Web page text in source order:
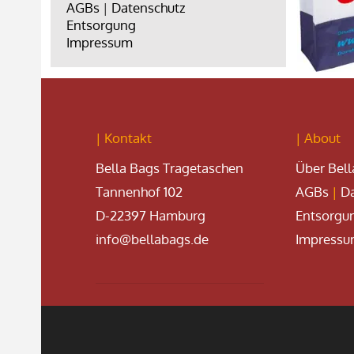
AGBs | Datenschutz
Entsorgung
Impressum
| Kontakt
Bella Bags Tragetaschen
Tannenhof 102
D-22397 Hamburg
info@bellabags.de
| About
Über
AGBs|